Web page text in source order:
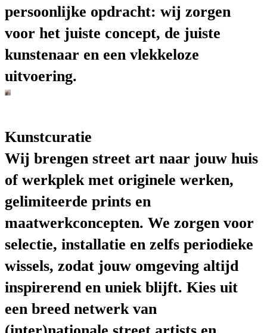
persoonlijke opdracht: wij zorgen
voor het juiste concept, de juiste
kunstenaar en een vlekkeloze
uitvoering.
Kunstcuratie
Wij brengen street art naar jouw huis
of werkplek met originele werken,
gelimiteerde prints en
maatwerkconcepten. We zorgen voor
selectie, installatie en zelfs periodieke
wissels, zodat jouw omgeving altijd
inspirerend en uniek blijft. Kies uit
een breed netwerk van